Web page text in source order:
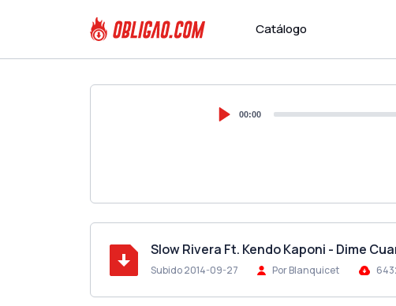
Catálogo
00:00
Slow Rivera Ft. Kendo Kaponi - Dime
Subido 2014-09-27 Por Blanquicet